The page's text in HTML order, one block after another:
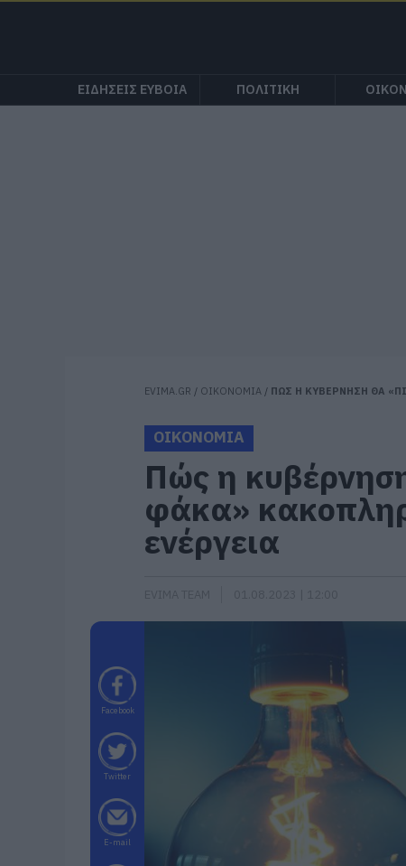
ΕΙΔΗΣΕΙΣ ΕΥΒΟΙΑ ΠΟΛΙΤΙΚΗ
EVIMA.GR / ΟΙΚΟΝΟΜΙΑ / ΠΩΣ Η ΚΥΒΕΡΝΗΣΗ ΘΑ
ΟΙΚΟΝΟΜΙΑ
Πώς η
φάκα»
ενέργεια
Facebook
Twitter
E-mail